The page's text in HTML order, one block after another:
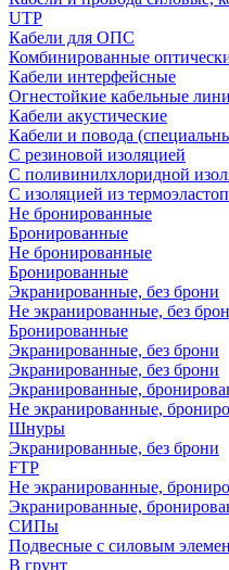
UTP
Кабели для ОПС
Комбинированные
Кабели интерфейсные
Огнестойкие кабельные
Кабели акустические
Кабели и повода
С резиновой изоляцией
С поливинилхлоридной
С изоляцией из
Не бронированные
Бронированные
Не бронированные
Бронированные
Экранированные, без брони
Не экранированные, без
Бронированные
Экранированные, без брони
Экранированные, без брони
Экранированные,
Не экранированные,
Шнуры
Экранированные, без брони
FTP
Не экранированные,
Экранированные,
СИПы
Подвесные с силовым
В грунт